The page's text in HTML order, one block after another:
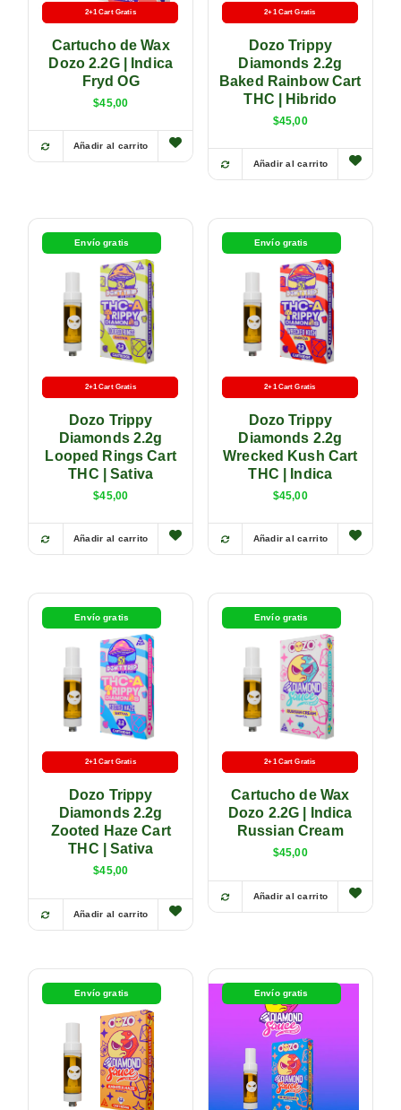
Batería Gratis
2+1 Cart Gratis
Cartucho de Wax
Dozo 2.2G | Indica
Fryd OG
$45,00
Añadir al carrito
Batería Gratis
2+1 Cart Gratis
Dozo Trippy
Diamonds 2.2g
Baked Rainbow Cart
THC | Hibrido
$45,00
Añadir al carrito
Envío gratis
Batería Gratis
2+1 Cart Gratis
Dozo Trippy
Diamonds 2.2g
Looped Rings Cart
THC | Sativa
$45,00
Añadir al carrito
Envío gratis
Batería Gratis
2+1 Cart Gratis
Dozo Trippy
Diamonds 2.2g
Wrecked Kush Cart
THC | Indica
$45,00
Añadir al carrito
Envío gratis
Batería Gratis
2+1 Cart Gratis
Dozo Trippy
Diamonds 2.2g
Zooted Haze Cart
THC | Sativa
$45,00
Añadir al carrito
Envío gratis
Batería Gratis
2+1 Cart Gratis
Cartucho de Wax
Dozo 2.2G | Indica
Russian Cream
$45,00
Añadir al carrito
Envío gratis Envío gratis